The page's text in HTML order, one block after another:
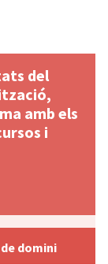
del
amb els
i
domini